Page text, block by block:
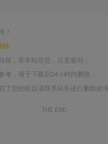
！
除
，非本站信息，注意鉴别；
，请于下载后24小时内删除；
您的权益请联系站长进行删除处
THE END